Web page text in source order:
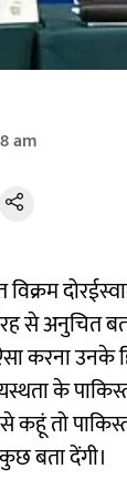
am
से अनुचित
करना उनके
के
कहूं तो
बता देंगी।